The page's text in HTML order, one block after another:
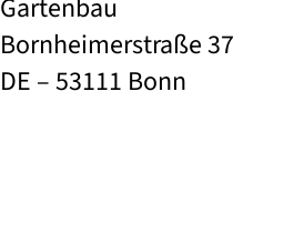
Gartenbau
Bornheimerstraße 37
DE – 53111 Bonn